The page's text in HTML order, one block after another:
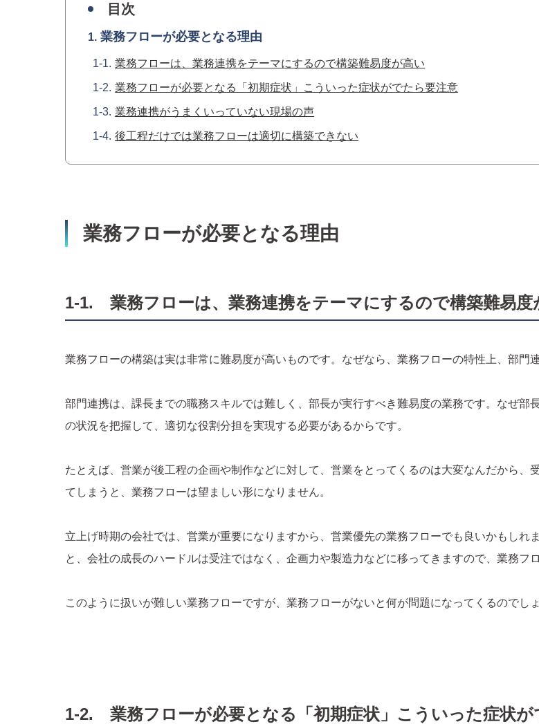
目次
業務フローが必要となる理由
業務フローは、業務連携をテーマにするので構築難易度が高い
業務フローが必要となる「初期症状」こういった症状がでたら要注意
業務連携がうまくいっていない現場の声
後工程だけでは業務フローは適切に構築できない
業務フローが必要となる理由
1-1. 業務フローは、業務連携をテーマにするので構築難易度
業務フローの構築は実は非常に難易度が高いものです。なぜなら、業務フローの特性上、部門
部門連携は、課長までの職務スキルでは難しく、部長が実行すべき難易度の業務です。なぜ
の状況を把握して、適切な役割分担を実現する必要があるからです。
たとえば、営業が後工程の企画や制作などに対して、営業をとってくるのは大変なんだから
てしまうと、業務フローは望ましい形になりません。
立上げ時期の会社では、営業が重要になりますから、営業優先の業務フローでも良いかもし
と、会社の成長のハードルは受注ではなく、企画力や製造力などに移ってきますので、業務フ
このように扱いが難しい業務フローですが、業務フローがないと何が問題になってくるのでし
1-2. 業務フローが必要となる「初期症状」こういった症状が